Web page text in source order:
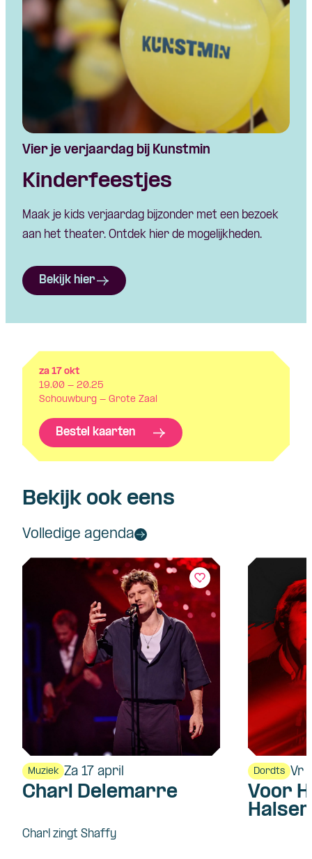
Vier je verjaardag bij Kunstmin
Kinderfeestjes
Maak je kids verjaardag bijzonder met een bezoek
aan het theater. Ontdek hier de mogelijkheden.
Bekijk hier
za 17 okt
19.00 - 20.25
Schouwburg - Grote Zaal
Bestel kaarten
Bekijk ook eens
Volledige agenda
Muziek Za 17 april
Charl Delemarre
Charl zingt Shaffy
Dordts Vr
Voor